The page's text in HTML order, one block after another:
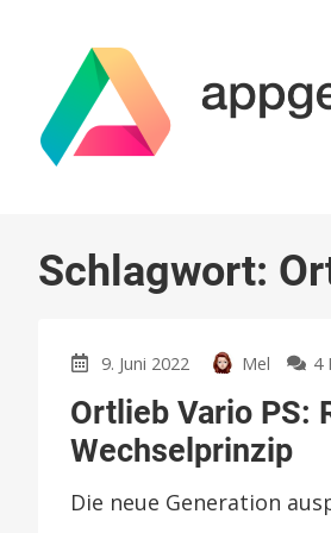
Schlagwort:
9. Juni 2022 Mel 4
Ortlieb Vario PS:
Wechselprinzip
Die neue Generation